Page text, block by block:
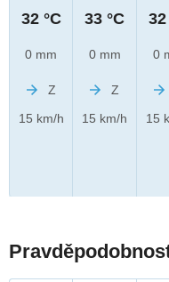
32 °C
0 mm
Z
15 km/h
33 °C
0 mm
Z
15 km/h
32
0
15